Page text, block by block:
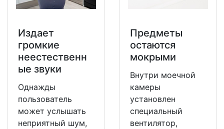
Издает
громкие
неестественн
ые звуки
Однажды
пользователь
может услышать
неприятный шум,
Предметы
остаются
мокрыми
Внутри моечной
камеры
установлен
специальный
вентилятор,